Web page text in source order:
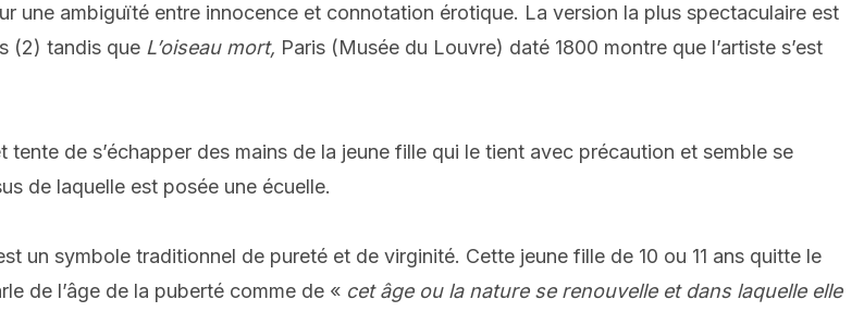
une ambiguïté entre innocence et connotation érotique. La version la plus spectaculaire est
(2) tandis que L’oiseau mort, Paris (Musée du Louvre) daté 1800 montre que l’artiste s’est
de s’échapper des mains de la jeune fille qui le tient avec précaution et semble se
de laquelle est posée une écuelle.
un symbole traditionnel de pureté et de virginité. Cette jeune fille de 10 ou 11 ans quitte le
de l’âge de la puberté comme de « cet âge ou la nature se renouvelle et dans laquelle elle